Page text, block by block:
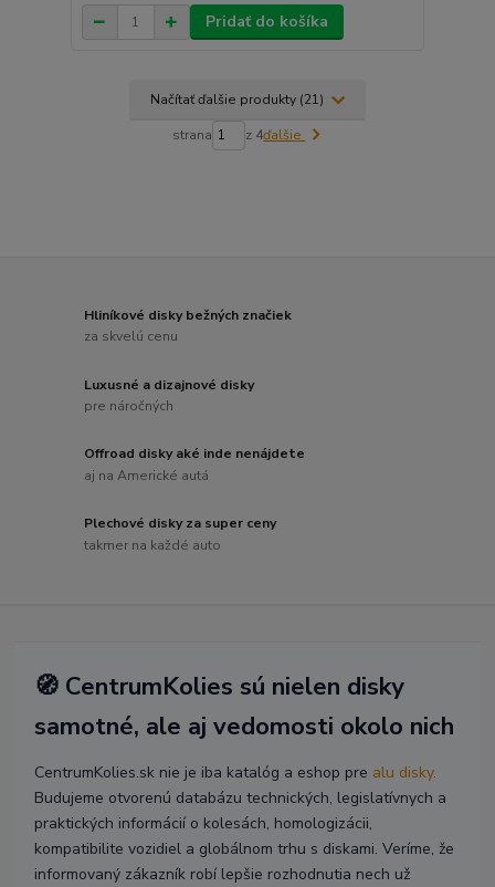
Pridať do košíka
Načítať ďalšie produkty (21)
strana z 4ďalšie
Hliníkové disky bežných značiek
za skvelú cenu
Luxusné a dizajnové disky
pre náročných
Offroad disky aké inde nenájdete
aj na Americké autá
Plechové disky za super ceny
takmer na každé auto
🧭 CentrumKolies sú nielen disky
samotné, ale aj vedomosti okolo nich
CentrumKolies.sk nie je iba katalóg a eshop pre alu disky.
Budujeme otvorenú databázu technických, legislatívnych a
praktických informácií o kolesách, homologizácii,
kompatibilite vozidiel a globálnom trhu s diskami. Veríme, že
informovaný zákazník robí lepšie rozhodnutia nech už